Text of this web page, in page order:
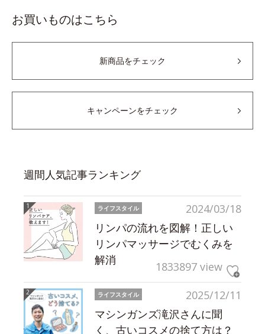
お買いものはこちら
新商品をチェック
キャンペーンをチェック
週間人気記事ランキング
2024/03/18
ライフスタイル
リンパの流れを図解！正しい
リンパマッサージでむくみを
解消
1833897 view
2025/12/11
ライフスタイル
マシンガンズ滝沢さんに聞
く、古いコスメの捨て方は？